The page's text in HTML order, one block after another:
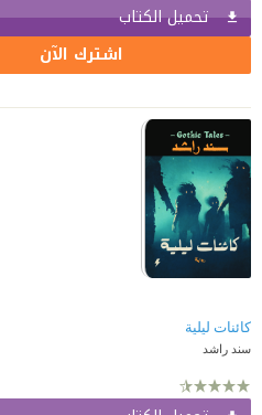
تحميل الكتاب
اشترك الآن
كائنات ليلية
سند راشد